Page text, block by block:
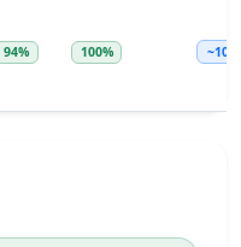
94% 100%